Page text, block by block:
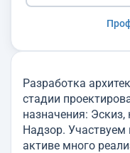
Разработка
стадии
назначения: Эскиз,
Надзор. Участвуем
активе много